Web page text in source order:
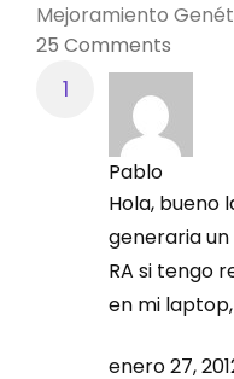
Mejoramiento
25 Comments
Pablo
Hola, bueno
generaria
RA si tengo
en mi
enero 27,